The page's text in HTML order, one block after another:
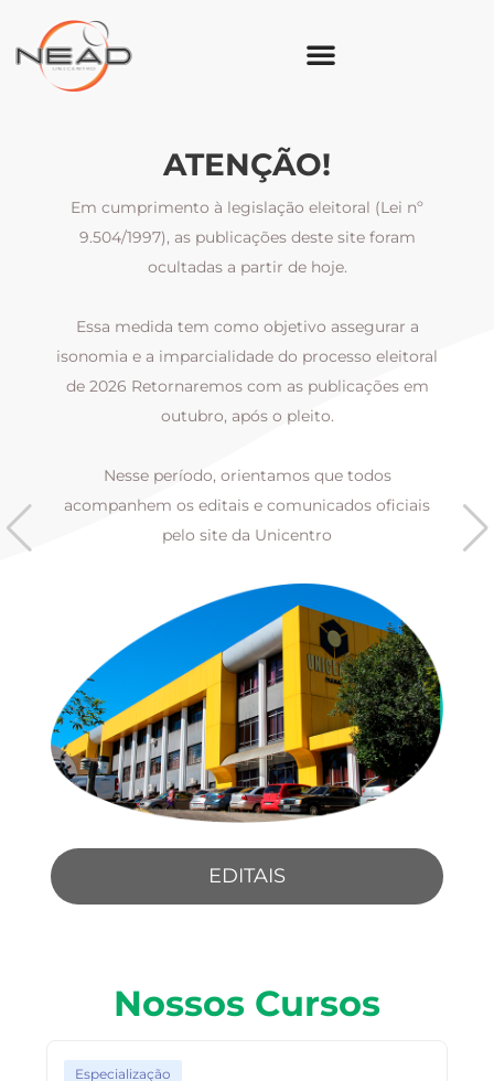
ATENÇÃO!
Em cumprimento à legislação eleitoral (Lei nº
9.504/1997), as publicações deste site foram
ocultadas a partir de hoje.
Essa medida tem como objetivo assegurar a
isonomia e a imparcialidade do processo eleitoral
de 2026 Retornaremos com as publicações em
outubro, após o pleito.
Nesse período, orientamos que todos
acompanhem os editais e comunicados oficiais
pelo site da Unicentro
EDITAIS
Nossos Cursos
Especialização